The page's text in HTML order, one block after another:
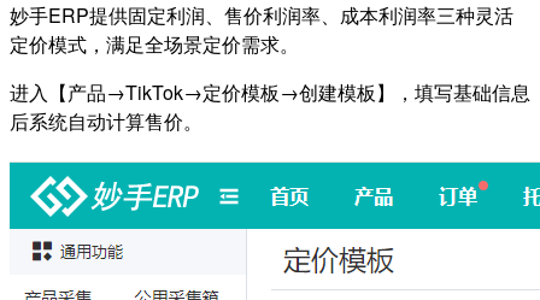
妙手ERP提供固定利润、售价利润率、成本利润率三种灵活
定价模式，满足全场景定价需求。
进入【产品→TikTok→定价模板→创建模板】，填写基础信息
后系统自动计算售价。